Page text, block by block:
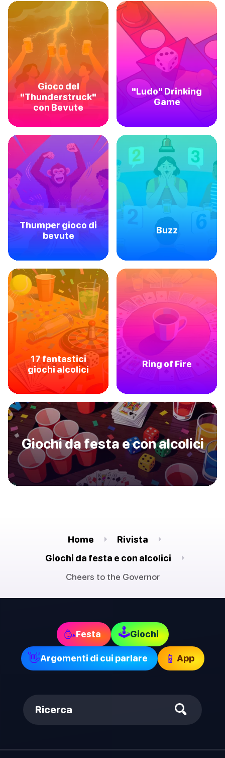
Gioco del
"Thunderstruck"
con Bevute
"Ludo" Drinking
Game
Thumper gioco di
bevute
Buzz
17 fantastici
giochi alcolici
Ring of Fire
Giochi da festa e con alcolici
Home
Rivista
Giochi da festa e con alcolici
Cheers to the Governor
🥳Festa 🕹Giochi
👋Argomenti di cui parlare 📱 App
Ricerca